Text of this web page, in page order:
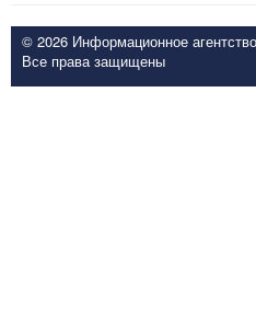
© 2026 Информационное
Все права защищены